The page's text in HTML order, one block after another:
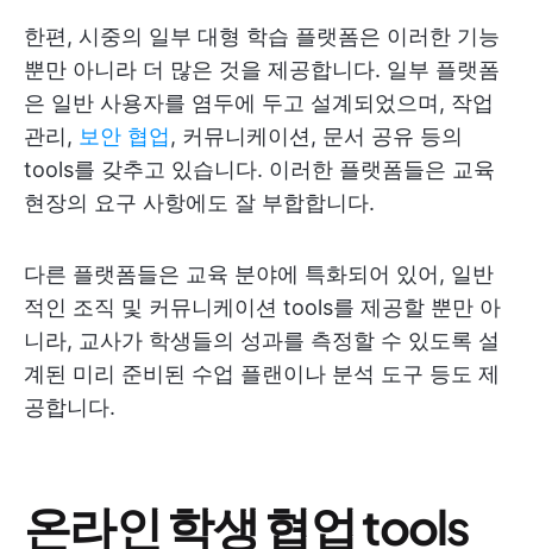
한편, 시중의 일부 대형 학습 플랫폼은 이러한 기능
뿐만 아니라 더 많은 것을 제공합니다. 일부 플랫폼
은 일반 사용자를 염두에 두고 설계되었으며, 작업
관리, 보안 협업 , 커뮤니케이션, 문서 공유 등의
tools를 갖추고 있습니다. 이러한 플랫폼들은 교육
현장의 요구 사항에도 잘 부합합니다.
다른 플랫폼들은 교육 분야에 특화되어 있어, 일반
적인 조직 및 커뮤니케이션 tools를 제공할 뿐만 아
니라, 교사가 학생들의 성과를 측정할 수 있도록 설
계된 미리 준비된 수업 플랜이나 분석 도구 등도 제
공합니다.
온라인 학생 협업 tools